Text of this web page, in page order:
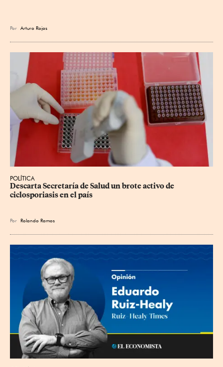
Por Arturo Rojas
POLÍTICA
Descarta Secretaría de Salud un brote activo de
ciclosporiasis en el país
Por Rolando Ramos